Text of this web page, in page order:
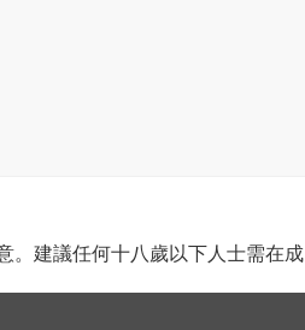
。建議任何十八歲以下人士需在成